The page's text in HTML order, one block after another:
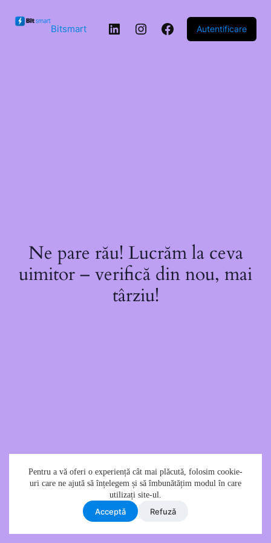
conținut
Pentru a vă oferi o experiență cât mai plăcută, folosim cookie-
uri care ne ajută să înțelegem și să îmbunătățim modul în care
utilizați site-ul.
Acceptǎ Refuzǎ
Bitsmart LinkedInInstagram
Facebook
Autentificare
Ne pare rău! Lucrăm la ceva
uimitor – verifică din nou, mai
târziu!